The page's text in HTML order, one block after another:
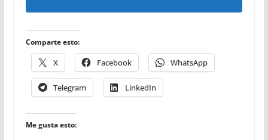
Comparte esto:
X Facebook WhatsApp
Telegram LinkedIn
Me gusta esto: